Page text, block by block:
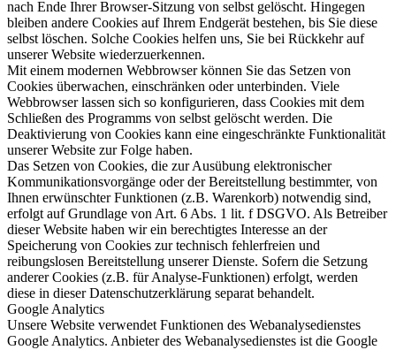
nach Ende Ihrer Browser-Sitzung von selbst gelöscht. Hingegen
bleiben andere Cookies auf Ihrem Endgerät bestehen, bis Sie diese
selbst löschen. Solche Cookies helfen uns, Sie bei Rückkehr auf
unserer Website wiederzuerkennen.
Mit einem modernen Webbrowser können Sie das Setzen von
Cookies überwachen, einschränken oder unterbinden. Viele
Webbrowser lassen sich so konfigurieren, dass Cookies mit dem
Schließen des Programms von selbst gelöscht werden. Die
Deaktivierung von Cookies kann eine eingeschränkte Funktionalität
unserer Website zur Folge haben.
Das Setzen von Cookies, die zur Ausübung elektronischer
Kommunikationsvorgänge oder der Bereitstellung bestimmter, von
Ihnen erwünschter Funktionen (z.B. Warenkorb) notwendig sind,
erfolgt auf Grundlage von Art. 6 Abs. 1 lit. f DSGVO. Als Betreiber
dieser Website haben wir ein berechtigtes Interesse an der
Speicherung von Cookies zur technisch fehlerfreien und
reibungslosen Bereitstellung unserer Dienste. Sofern die Setzung
anderer Cookies (z.B. für Analyse-Funktionen) erfolgt, werden
diese in dieser Datenschutzerklärung separat behandelt.
Google Analytics
Unsere Website verwendet Funktionen des Webanalysedienstes
Google Analytics. Anbieter des Webanalysedienstes ist die Google